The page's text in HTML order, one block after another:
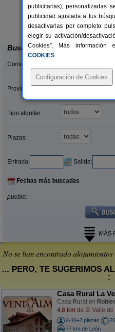
Complejo Rural
La Omañuela
Buscar
Comunidades:
Provincias/Islas:
Tipo alquiler:
Plazas:
Entrada: Salida:
Fechas más buscadas
pueblo:
MÁS
No se han encontrado alojamientos
... PERO, TE SUGERIMOS
:
Casa Rural La
Casa Rural en
4,8 km de El Valle
2-16+2 plazas
77 km de León
publicitarias), personalizadas
publicidad ajustada a tus
desactivarlas por completo
elegir su activación/
Cookies”. Más información
COOKIES.